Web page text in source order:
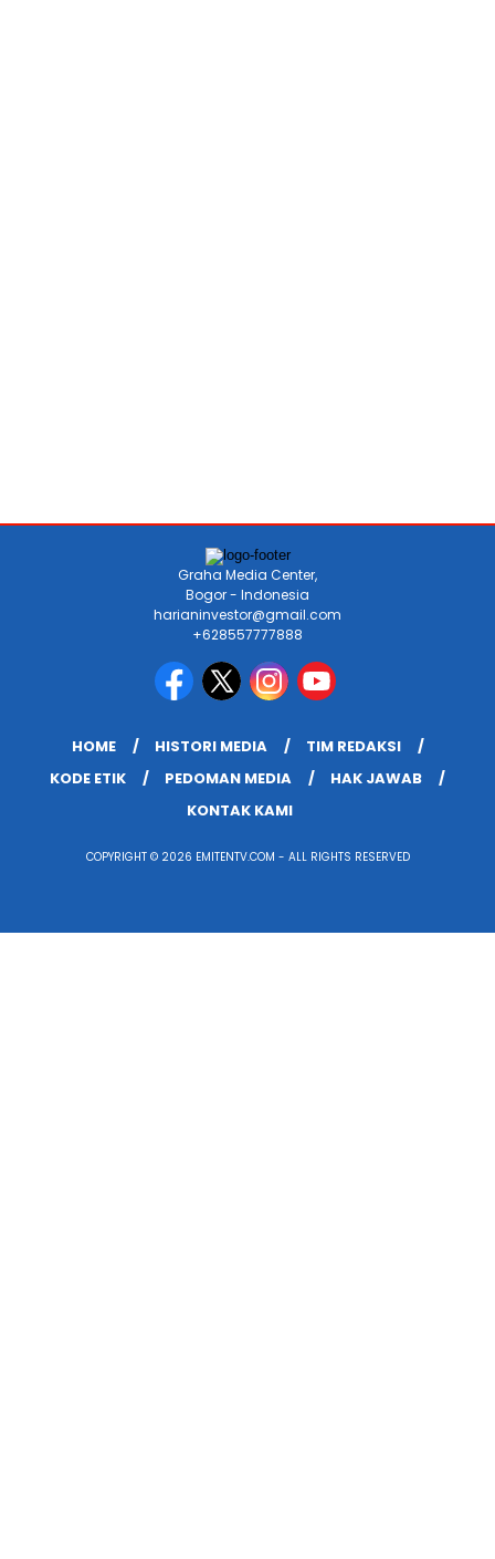
Graha Media Center,
Bogor - Indonesia
harianinvestor@gmail.com
+628557777888
HOME HISTORI MEDIA
TIM REDAKSI
KODE ETIK
PEDOMAN MEDIA
HAK JAWAB
KONTAK KAMI
COPYRIGHT © 2026 EMITENTV.COM - ALL RIGHTS RESERVED